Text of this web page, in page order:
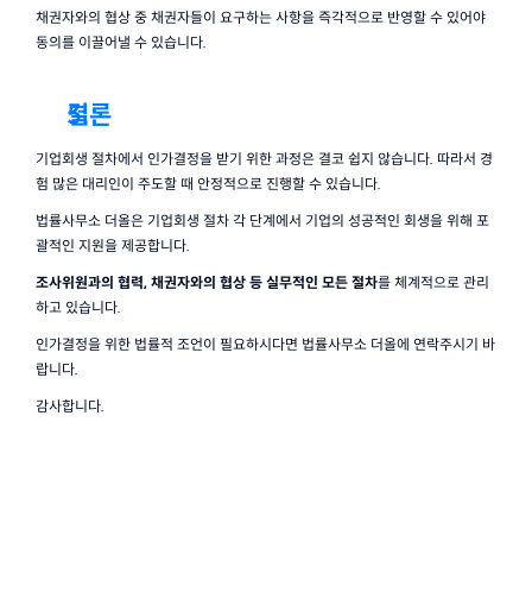
채권자와의 협상 중 채권자들이 요구하는 사항을 즉각적으로 반영할 수 있어야
동의를 이끌어낼 수 있습니다.
결론
기업회생 절차에서 인가결정을 받기 위한 과정은 결코 쉽지 않습니다. 따라서 경
험 많은 대리인이 주도할 때 안정적으로 진행할 수 있습니다.
법률사무소 더올은 기업회생 절차 각 단계에서 기업의 성공적인 회생을 위해 포
괄적인 지원을 제공합니다.
조사위원과의 협력, 채권자와의 협상 등 실무적인 모든 절차를 체계적으로 관리
하고 있습니다.
인가결정을 위한 법률적 조언이 필요하시다면 법률사무소 더올에 연락주시기 바
랍니다.
감사합니다.